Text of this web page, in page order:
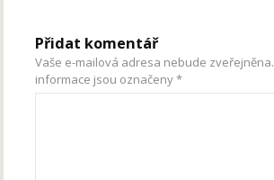
Přidat komentář
Vaše e-mailová adresa nebude zveřejněna.
informace jsou označeny*